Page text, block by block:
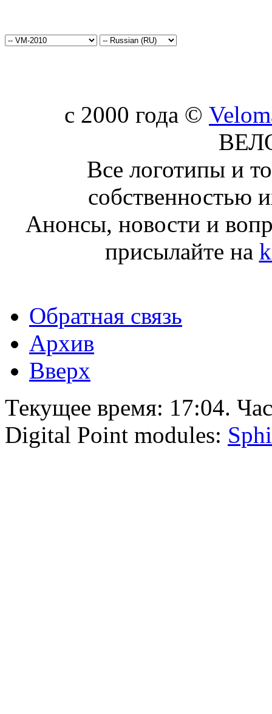
c 2000 года ©
Все логотипы и
собственностью
Анонсы, новости и
присылайте на
Обратная связь
Архив
Вверх
Текущее время: 17:04.
Digital Point modules: